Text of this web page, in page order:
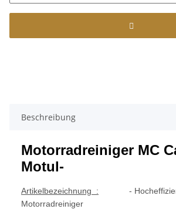
Beschreibung
Motorradreiniger MC
Motul-
Artikelbezeichnung : -
Motorradreiniger